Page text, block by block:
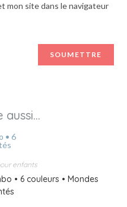
mon site dans le navigateur
aussi…
enfants
• 6 couleurs • Mondes